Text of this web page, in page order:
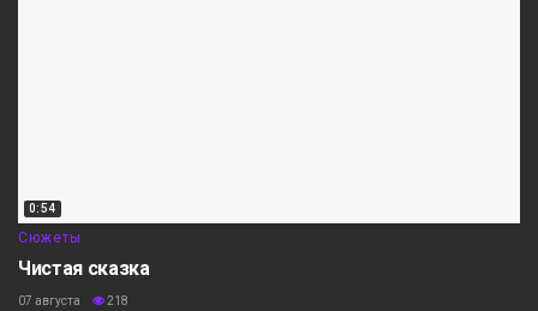
0:54
Сюжеты
Чистая сказка
07 августа 218